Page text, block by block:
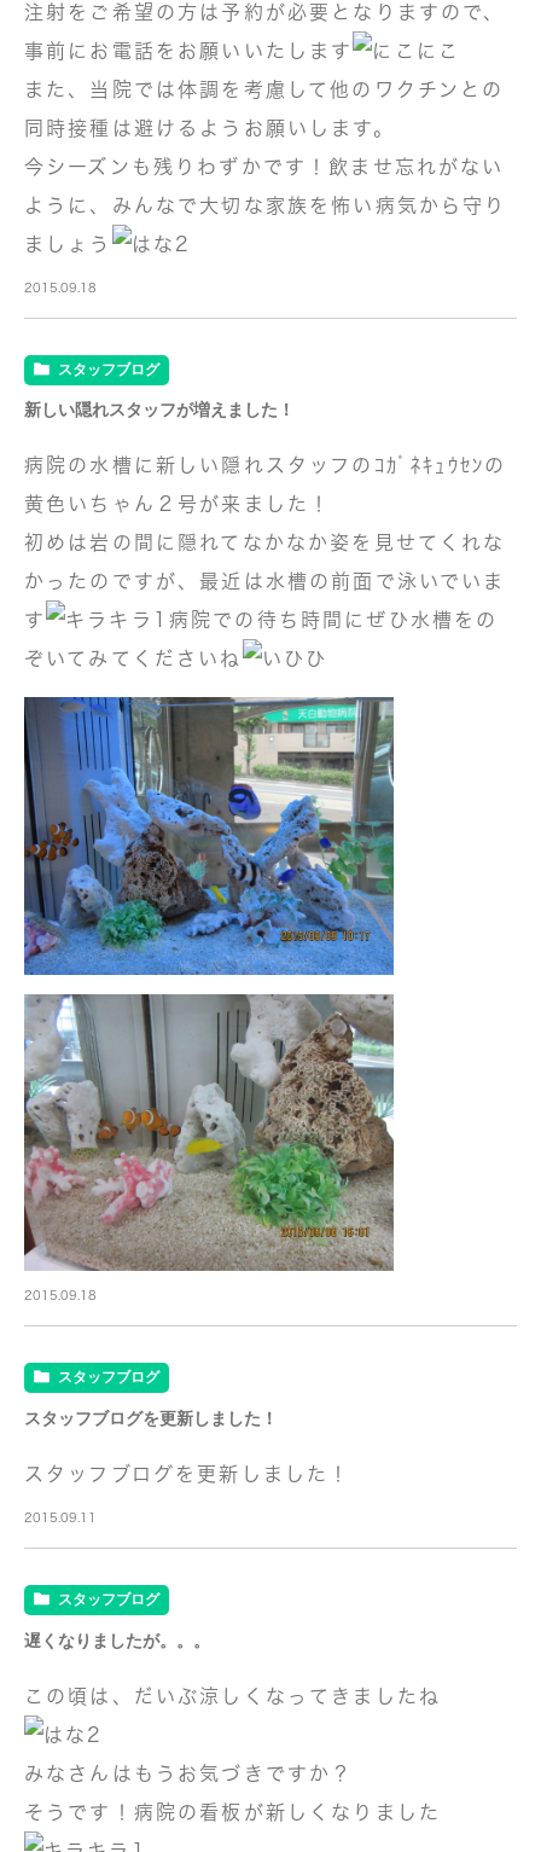
注射をご希望の方は予約が必要となりますので、
事前にお電話をお願いいたします
また、当院では体調を考慮して他のワクチンとの
同時接種は避けるようお願いします。
今シーズンも残りわずかです！飲ませ忘れがない
ように、みんなで大切な家族を怖い病気から守り
ましょう
2015.09.18
スタッフブログ
新しい隠れスタッフが増えました！
病院の水槽に新しい隠れスタッフのｺｶﾞﾈｷｭｳｾﾝの
黄色いちゃん２号が来ました！
初めは岩の間に隠れてなかなか姿を見せてくれな
かったのですが、最近は水槽の前面で泳いでいま
す
病院での待ち時間にぜひ水槽をの
ぞいてみてくださいね
2015.09.18
スタッフブログ
スタッフブログを更新しました！
スタッフブログ を更新しました！
2015.09.11
スタッフブログ
遅くなりましたが。。。
この頃は、だいぶ涼しくなってきましたね
みなさんはもうお気づきですか？
そうです！病院の看板が新しくなりました